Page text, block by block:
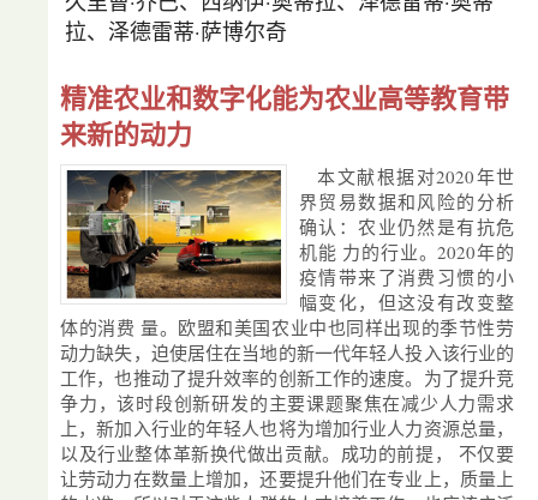
拉、泽德雷蒂·萨博尔奇
精准农业和数字化能为农业高等教育带
来新的动力
本文献根据对2020年世
界贸易数据和风险的分析
确认：农业仍然是有抗危
机能 力的行业。2020年的
疫情带来了消费习惯的小
幅变化，但这没有改变整
体的消费 量。欧盟和美国农业中也同样出现的季节性劳
动力缺失，迫使居住在当地的新一代年轻人投入该行业的
工作，也推动了提升效率的创新工作的速度。为了提升竞
争力，该时段创新研发的主要课题聚焦在减少人力需求
上，新加入行业的年轻人也将为增加行业人力资源总量，
以及行业整体革新换代做出贡献。成功的前提， 不仅要
让劳动力在数量上增加，还要提升他们在专业上，质量上